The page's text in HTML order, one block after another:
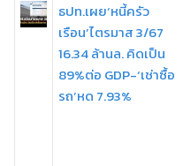
ธปท.เผย‘หนี้ครัว
เรือน’ไตรมาส 3/67
16.34 ล้านล. คิดเป็น
89%ต่อ GDP-‘เช่าซื้อ
รถ’หด 7.93%